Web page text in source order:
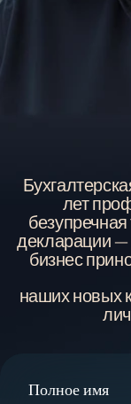
лет
декларации
бизнес
90% наших